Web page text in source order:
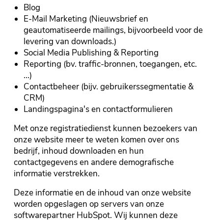
Blog
E-Mail Marketing (Nieuwsbrief en
geautomatiseerde mailings, bijvoorbeeld voor de
levering van downloads.)
Social Media Publishing & Reporting
Reporting (bv. traffic-bronnen, toegangen, etc.
...)
Contactbeheer (bijv. gebruikerssegmentatie &
CRM)
Landingspagina's en contactformulieren
Met onze registratiedienst kunnen bezoekers van
onze website meer te weten komen over ons
bedrijf, inhoud downloaden en hun
contactgegevens en andere demografische
informatie verstrekken.
Deze informatie en de inhoud van onze website
worden opgeslagen op servers van onze
softwarepartner HubSpot. Wij kunnen deze